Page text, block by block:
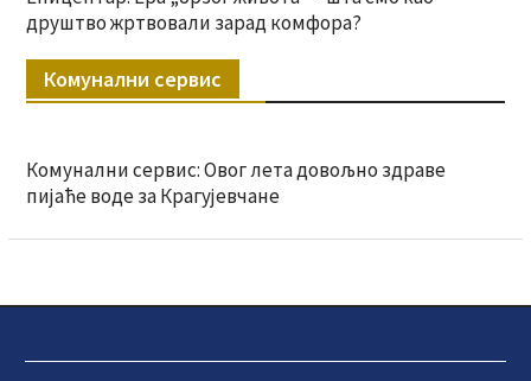
друштво жртвовали зарад комфора?
Комунални сервис
Комунални сервис: Овог лета довољно здраве
пијаће воде за Крагујевчане